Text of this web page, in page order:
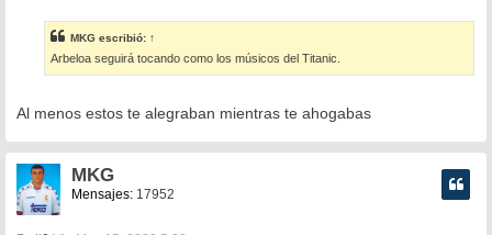
s
a
j
e
MKG escribió: ↑
Arbeloa seguirá tocando como los músicos del Titanic.
Al menos estos te alegraban mientras te ahogabas
MKG
Mensajes: 17952